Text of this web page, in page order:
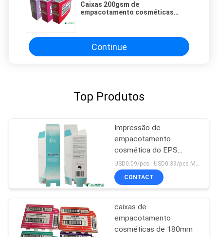
Caixas 200gsm de
empacotamento cosméticas
Continue
Top Produtos
Impressão de
empacotamento
cosmética do EPS
Debossing
CONTACT
caixas de
empacotamento
cosméticas de 180mm